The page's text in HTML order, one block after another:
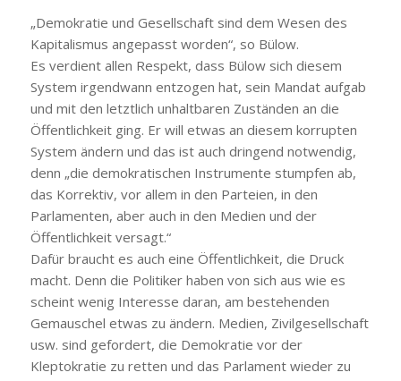
„Demokratie und Gesellschaft sind dem Wesen des
Kapitalismus angepasst worden“, so Bülow.
Es verdient allen Respekt, dass Bülow sich diesem
System irgendwann entzogen hat, sein Mandat aufgab
und mit den letztlich unhaltbaren Zuständen an die
Öffentlichkeit ging. Er will etwas an diesem korrupten
System ändern und das ist auch dringend notwendig,
denn „die demokratischen Instrumente stumpfen ab,
das Korrektiv, vor allem in den Parteien, in den
Parlamenten, aber auch in den Medien und der
Öffentlichkeit versagt.“
Dafür braucht es auch eine Öffentlichkeit, die Druck
macht. Denn die Politiker haben von sich aus wie es
scheint wenig Interesse daran, am bestehenden
Gemauschel etwas zu ändern. Medien, Zivilgesellschaft
usw. sind gefordert, die Demokratie vor der
Kleptokratie zu retten und das Parlament wieder zu